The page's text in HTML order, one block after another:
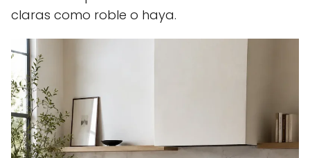
claras como roble o haya.